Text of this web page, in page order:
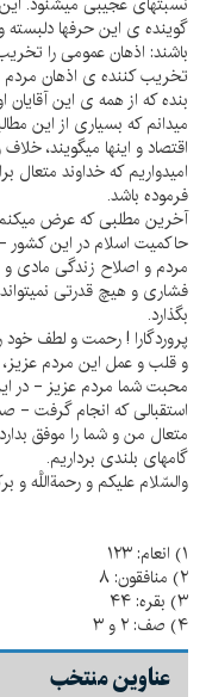
گوينده ى اين حرفها دلبسته
باشند: اذهان عمومى را
تخريب كننده ى اذهان
بنده كه از همه ى اين آقايان
ميدانم كه بسيارى از اين
اقتصاد و اينها ميگويند،
اميدواريم كه خداوند متعال
فرموده باشد.
آخرين مطلبى كه عرض
حاكميت اسلام در اين كشور
مردم و اصلاح زندگى مادى
فشارى و هيچ قدرتى
بگذارد.
پروردگارا ! رحمت و لطف خود
و قلب و عمل اين مردم
محبت شما مردم عزيز - در
استقبالى كه انجام گرفت -
متعال من و شما را موفق
گامهاى بلندى برداريم.
والسّلام عليكم و رحمةاللَّه و
۱) انعام: ۱۲۳
۲) منافقون: ۸
۳) بقره: ۴۴
۴) صف: ۲ و ۳
عناوین منتخب